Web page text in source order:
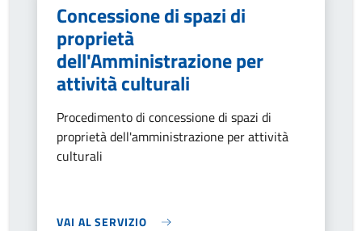
Concessione di spazi di
proprietà
dell'Amministrazione per
attività culturali
Procedimento di concessione di spazi di
proprietà dell'amministrazione per attività
culturali
VAI AL SERVIZIO